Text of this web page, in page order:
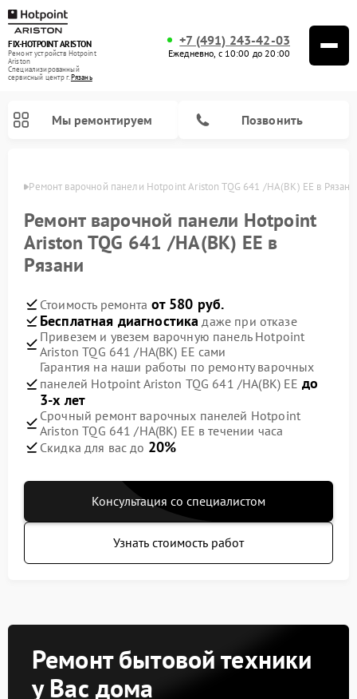
FIX-HOTPOINT ARISTON
Ремонт устройств Hotpoint
Ariston
Специализированный
cервисный центр г.Рязань
+7 (491) 243-42-03
Ежедневно, с 10:00 до 20:00
Мы ремонтируем Позвонить
Ремонт варочной панели Hotpoint Ariston TQG 641 /HA(BK) EE в Рязани
Ремонт варочной панели Hotpoint
Ariston TQG 641 /HA(BK) EE в
Рязани
Стоимость ремонта от 580 руб.
Бесплатная диагностика даже при отказе
Привезем и увезем варочную панель Hotpoint
Ariston TQG 641 /HA(BK) EE сами
Гарантия на наши работы по ремонту варочных
панелей Hotpoint Ariston TQG 641 /HA(BK) EE до
3-х лет
Срочный ремонт варочных панелей Hotpoint
Ariston TQG 641 /HA(BK) EE в течении часа
Скидка для вас до 20%
Консультация со специалистом
Узнать стоимость работ
Ремонт бытовой техники
у Вас дома